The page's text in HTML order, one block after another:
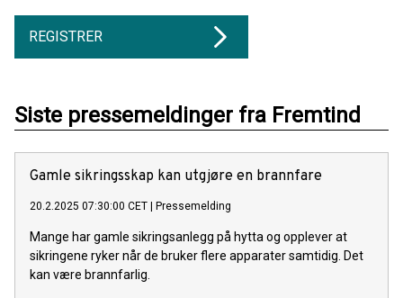
REGISTRER
Siste pressemeldinger fra Fremtind
Gamle sikringsskap kan utgjøre en brannfare
20.2.2025 07:30:00 CET | Pressemelding
Mange har gamle sikringsanlegg på hytta og opplever at
sikringene ryker når de bruker flere apparater samtidig. Det
kan være brannfarlig.